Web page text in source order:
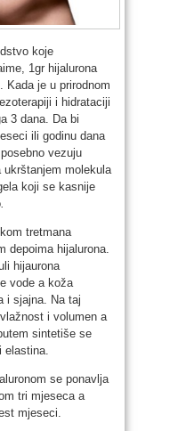
koje
1gr hijalurona
Kada je u prirodnom
i hidrataciji
3 dana. Da bi
ili godinu dana
vezuju
molekula
koji se kasnije
.
tretmana
depoima hijalurona.
hijaurona
vode a koža
i sjajna. Na taj
i volumen a
sintetiše se
elastina.
se ponavlja
tri mjeseca a
mjeseci.